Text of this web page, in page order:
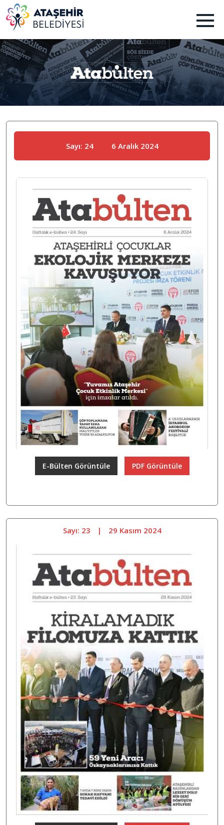
Sayı: 24 6 Aralık 2024
E-Bülten Görüntüle PDF Görüntüle
Sayı: 23 | 29 Kasım 2024